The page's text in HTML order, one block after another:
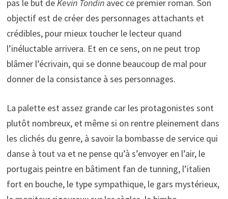
pas le but deKevin Tondinavec ce premier roman. Son
objectif est de créer des personnages attachants et
crédibles, pour mieux toucher le lecteur quand
l’inéluctable arrivera. Et en ce sens, on ne peut trop
blâmer l’écrivain, qui se donne beaucoup de mal pour
donner de la consistance à ses personnages.
La palette est assez grande car les protagonistes sont
plutôt nombreux, et même si on rentre pleinement dans
les clichés du genre, à savoir la bombasse de service qui
danse à tout va et ne pense qu’à s’envoyer en l’air, le
portugais peintre en bâtiment fan de tunning, l’italien
fort en bouche, le type sympathique, le gars mystérieux,